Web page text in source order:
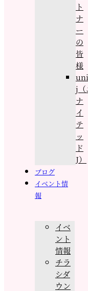
ト
ナ
ー
の
皆
様
j（
ナ
イ
テ
ッ
ド
J）
ブログ
イベント情
報
イベ
ント
情報
チラ
シダ
ウン